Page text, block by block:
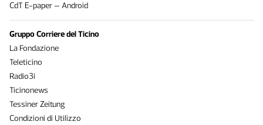
CdT E-paper – Android
Gruppo Corriere del Ticino
La Fondazione
Teleticino
Radio3i
Ticinonews
Tessiner Zeitung
Condizioni di Utilizzo